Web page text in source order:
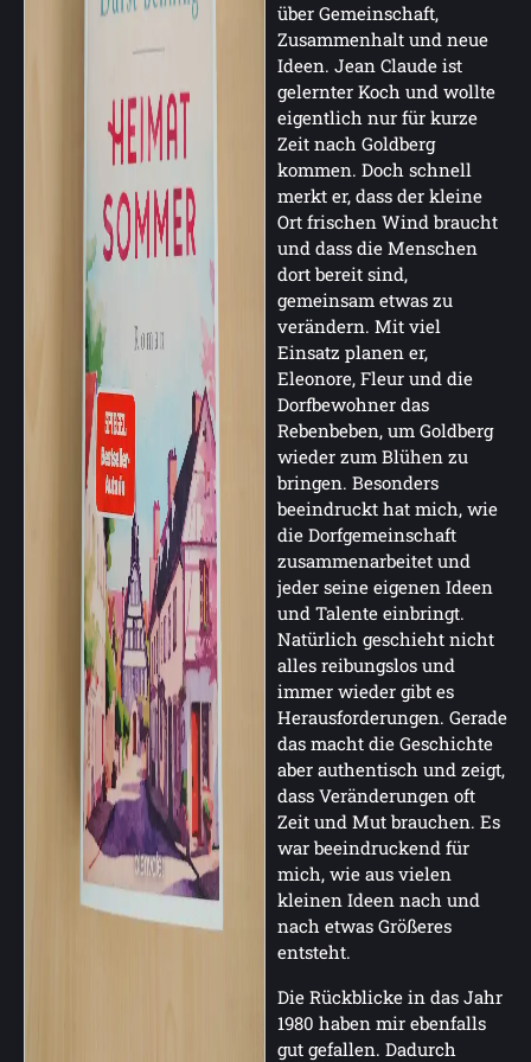
über Gemeinschaft,
Zusammenhalt und neue
Ideen. Jean Claude ist
gelernter Koch und wollte
eigentlich nur für kurze
Zeit nach Goldberg
kommen. Doch schnell
merkt er, dass der kleine
Ort frischen Wind braucht
und dass die Menschen
dort bereit sind,
gemeinsam etwas zu
verändern. Mit viel
Einsatz planen er,
Eleonore, Fleur und die
Dorfbewohner das
Rebenbeben, um Goldberg
wieder zum Blühen zu
bringen. Besonders
beeindruckt hat mich, wie
die Dorfgemeinschaft
zusammenarbeitet und
jeder seine eigenen Ideen
und Talente einbringt.
Natürlich geschieht nicht
alles reibungslos und
immer wieder gibt es
Herausforderungen. Gerade
das macht die Geschichte
aber authentisch und zeigt,
dass Veränderungen oft
Zeit und Mut brauchen. Es
war beeindruckend für
mich, wie aus vielen
kleinen Ideen nach und
nach etwas Größeres
entsteht.
Die Rückblicke in das Jahr
1980 haben mir ebenfalls
gut gefallen. Dadurch